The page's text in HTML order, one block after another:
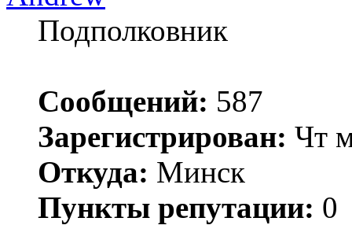
Подполковник
Сообщений: 587
Зарегистрирован: Чт
Откуда: Минск
Пункты репутации: 0